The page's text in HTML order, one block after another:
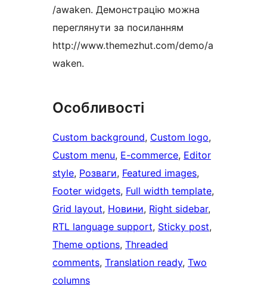
/awaken. Демонстрацію можна
переглянути за посиланням
http://www.themezhut.com/demo/a
waken.
Особливості
Custom background, Custom logo
Custom menu, E-commerce, Editor
style, Розваги, Featured images
Footer widgets, Full width template
Grid layout, Новини, Right sidebar
RTL language support, Sticky post
Theme options, Threaded
comments, Translation ready, Two
columns